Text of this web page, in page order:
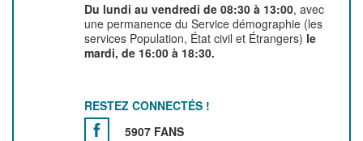
Du lundi au vendredi de 08:30 à 13:00, avec
une permanence du Service démographie (les
services Population, État civil et Étrangers) le
mardi, de 16:00 à 18:30.
RESTEZ CONNECTÉS !
5907 FANS